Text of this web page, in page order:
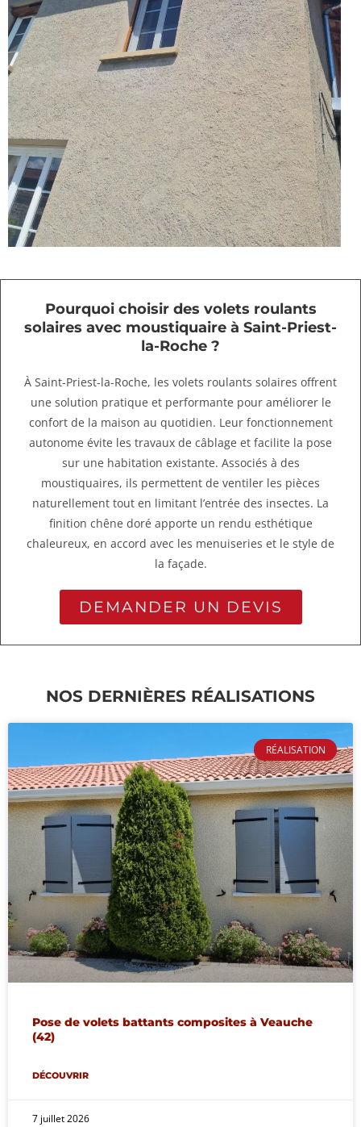
Pourquoi choisir des volets roulants
solaires avec moustiquaire à Saint-Priest-
la-Roche ?
À Saint-Priest-la-Roche, les volets roulants solaires offrent
une solution pratique et performante pour améliorer le
confort de la maison au quotidien. Leur fonctionnement
autonome évite les travaux de câblage et facilite la pose
sur une habitation existante. Associés à des
moustiquaires, ils permettent de ventiler les pièces
naturellement tout en limitant l’entrée des insectes. La
finition chêne doré apporte un rendu esthétique
chaleureux, en accord avec les menuiseries et le style de
la façade.
DEMANDER UN DEVIS
NOS DERNIÈRES RÉALISATIONS
RÉALISATION
Pose de volets battants composites à Veauche
(42)
DÉCOUVRIR
7 juillet 2026